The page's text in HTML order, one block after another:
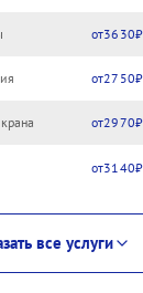
3630
2750
2970
3140
все услуги